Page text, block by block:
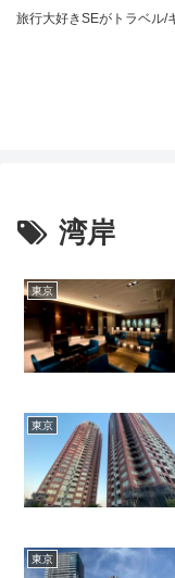
旅行大好きSEがトラベル/
湾岸
東京
東京
東京